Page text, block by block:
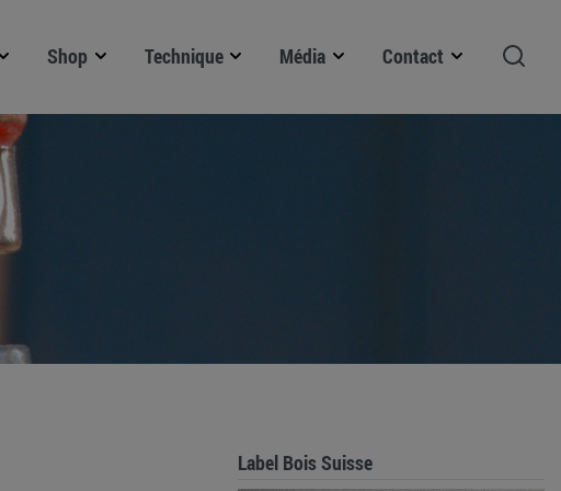
Shop Technique Média Contact
Label Bois Suisse